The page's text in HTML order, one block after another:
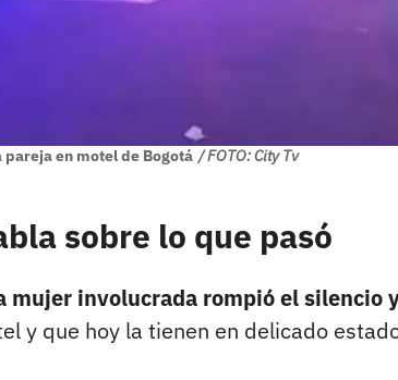
pareja en motel de Bogotá / FOTO: City Tv
sobre lo que pasó
mujer involucrada rompió el silencio
y que hoy la tienen en delicado